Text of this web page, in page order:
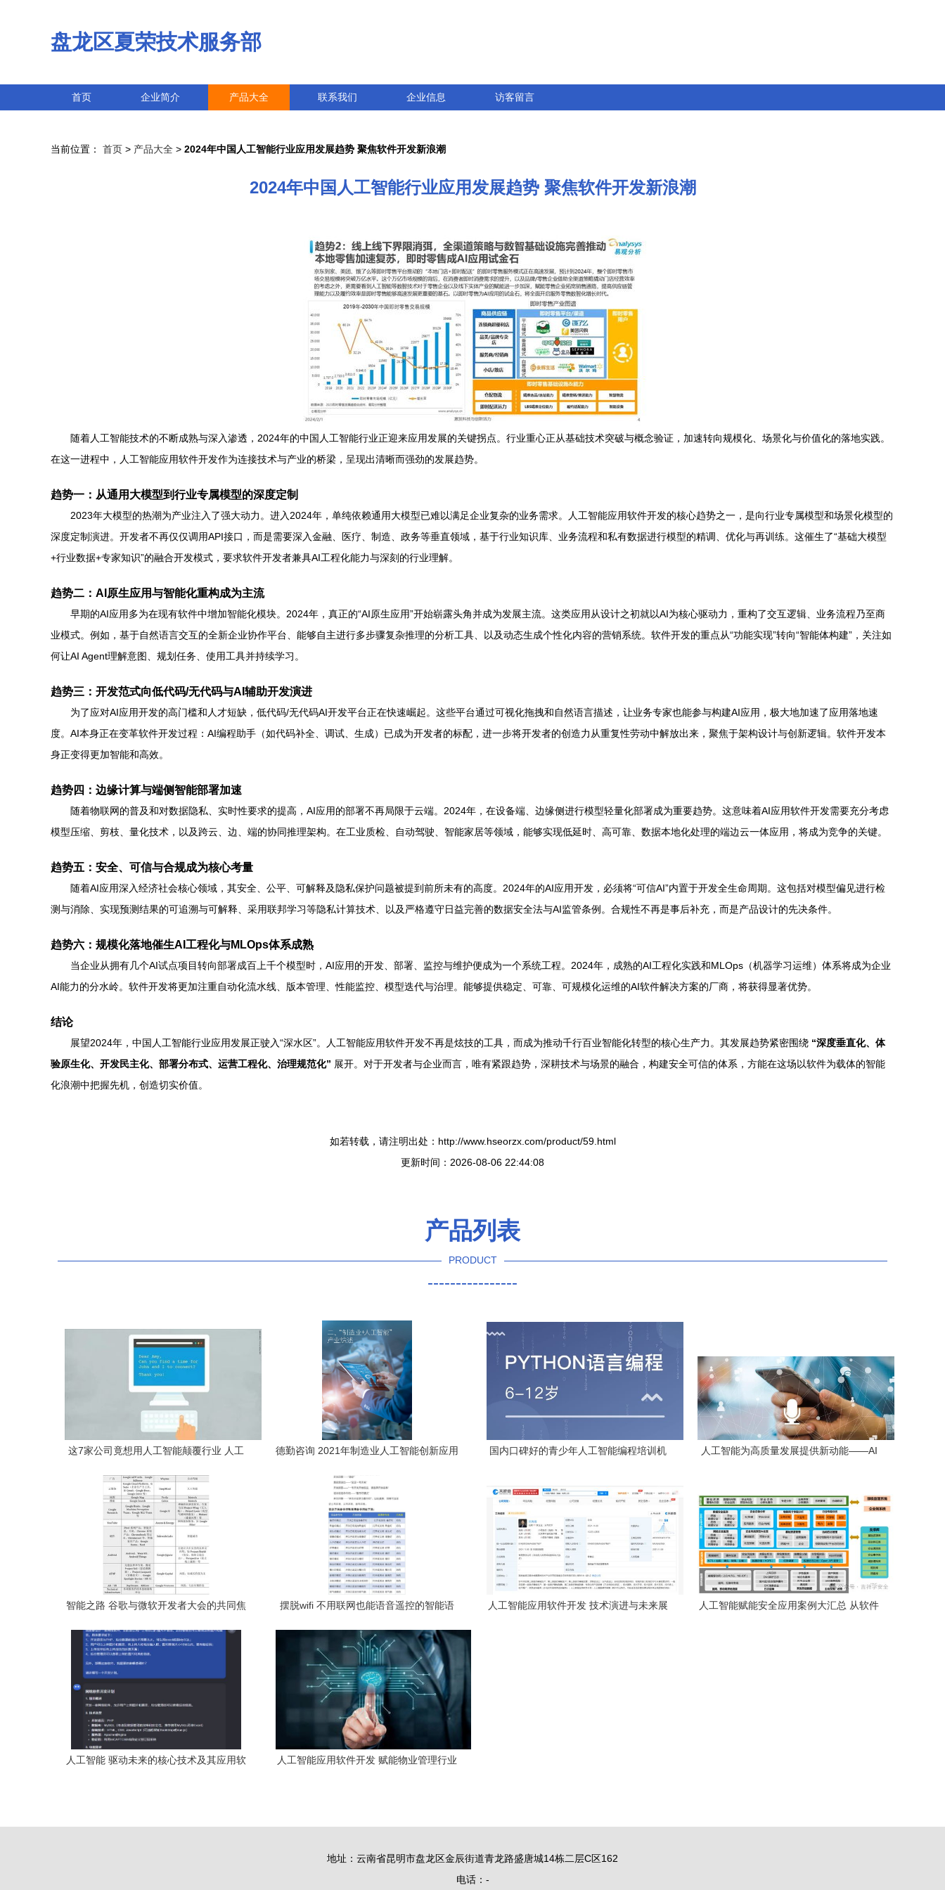
盘龙区夏荣技术服务部
首页 企业简介 产品大全 联系我们 企业信息 访客留言
当前位置： 首页 > 产品大全 > 2024年中国人工智能行业应用发展趋势 聚焦软件开发新浪潮
2024年中国人工智能行业应用发展趋势 聚焦软件开发新浪潮
随着人工智能技术的不断成熟与深入渗透，2024年的中国人工智能行业正迎来应用发展的关键拐点。行业重心正从基础技术突破与概念验证，加速转向规模化、场景化与价值化的落地实践。
在这一进程中，人工智能应用软件开发作为连接技术与产业的桥梁，呈现出清晰而强劲的发展趋势。
趋势一：从通用大模型到行业专属模型的深度定制
2023年大模型的热潮为产业注入了强大动力。进入2024年，单纯依赖通用大模型已难以满足企业复杂的业务需求。人工智能应用软件开发的核心趋势之一，是向行业专属模型和场景化模型的
深度定制演进。开发者不再仅仅调用API接口，而是需要深入金融、医疗、制造、政务等垂直领域，基于行业知识库、业务流程和私有数据进行模型的精调、优化与再训练。这催生了“基础大模型
+行业数据+专家知识”的融合开发模式，要求软件开发者兼具AI工程化能力与深刻的行业理解。
趋势二：AI原生应用与智能化重构成为主流
早期的AI应用多为在现有软件中增加智能化模块。2024年，真正的“AI原生应用”开始崭露头角并成为发展主流。这类应用从设计之初就以AI为核心驱动力，重构了交互逻辑、业务流程乃至商
业模式。例如，基于自然语言交互的全新企业协作平台、能够自主进行多步骤复杂推理的分析工具、以及动态生成个性化内容的营销系统。软件开发的重点从“功能实现”转向“智能体构建”，关注如
何让AI Agent理解意图、规划任务、使用工具并持续学习。
趋势三：开发范式向低代码/无代码与AI辅助开发演进
为了应对AI应用开发的高门槛和人才短缺，低代码/无代码AI开发平台正在快速崛起。这些平台通过可视化拖拽和自然语言描述，让业务专家也能参与构建AI应用，极大地加速了应用落地速
度。AI本身正在变革软件开发过程：AI编程助手（如代码补全、调试、生成）已成为开发者的标配，进一步将开发者的创造力从重复性劳动中解放出来，聚焦于架构设计与创新逻辑。软件开发本
身正变得更加智能和高效。
趋势四：边缘计算与端侧智能部署加速
随着物联网的普及和对数据隐私、实时性要求的提高，AI应用的部署不再局限于云端。2024年，在设备端、边缘侧进行模型轻量化部署成为重要趋势。这意味着AI应用软件开发需要充分考虑
模型压缩、剪枝、量化技术，以及跨云、边、端的协同推理架构。在工业质检、自动驾驶、智能家居等领域，能够实现低延时、高可靠、数据本地化处理的端边云一体应用，将成为竞争的关键。
趋势五：安全、可信与合规成为核心考量
随着AI应用深入经济社会核心领域，其安全、公平、可解释及隐私保护问题被提到前所未有的高度。2024年的AI应用开发，必须将“可信AI”内置于开发全生命周期。这包括对模型偏见进行检
测与消除、实现预测结果的可追溯与可解释、采用联邦学习等隐私计算技术、以及严格遵守日益完善的数据安全法与AI监管条例。合规性不再是事后补充，而是产品设计的先决条件。
趋势六：规模化落地催生AI工程化与MLOps体系成熟
当企业从拥有几个AI试点项目转向部署成百上千个模型时，AI应用的开发、部署、监控与维护便成为一个系统工程。2024年，成熟的AI工程化实践和MLOps（机器学习运维）体系将成为企业
AI能力的分水岭。软件开发将更加注重自动化流水线、版本管理、性能监控、模型迭代与治理。能够提供稳定、可靠、可规模化运维的AI软件解决方案的厂商，将获得显著优势。
结论
展望2024年，中国人工智能行业应用发展正驶入“深水区”。人工智能应用软件开发不再是炫技的工具，而成为推动千行百业智能化转型的核心生产力。其发展趋势紧密围绕 “深度垂直化、体
验原生化、开发民主化、部署分布式、运营工程化、治理规范化” 展开。对于开发者与企业而言，唯有紧跟趋势，深耕技术与场景的融合，构建安全可信的体系，方能在这场以软件为载体的智能
化浪潮中把握先机，创造切实价值。
如若转载，请注明出处：http://www.hseorzx.com/product/59.html
更新时间：2026-08-06 22:44:08
产品列表
PRODUCT
----------------
这7家公司竟想用人工智能颠覆行业 人工
德勤咨询 2021年制造业人工智能创新应用
国内口碑好的青少年人工智能编程培训机
人工智能为高质量发展提供新动能——AI
智能之路 谷歌与微软开发者大会的共同焦
摆脱wifi 不用联网也能语音遥控的智能语
人工智能应用软件开发 技术演进与未来展
人工智能赋能安全应用案例大汇总 从软件
人工智能 驱动未来的核心技术及其应用软
人工智能应用软件开发 赋能物业管理行业
地址：云南省昆明市盘龙区金辰街道青龙路盛唐城14栋二层C区162
电话：-